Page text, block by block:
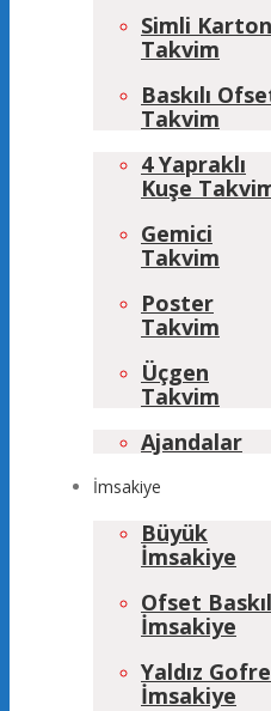
Simli Karton
Takvim
Baskılı
Takvim
4 Yapraklı
Kuşe
Gemici
Takvim
Poster
Takvim
Üçgen
Takvim
Ajandalar
İmsakiye
Büyük
İmsakiye
Ofset
İmsakiye
Yaldız
İmsakiye